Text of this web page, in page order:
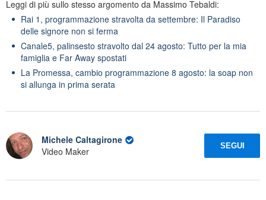
Leggi di più sullo stesso argomento da Massimo Tebaldi:
Rai 1, programmazione stravolta da settembre: Il Paradiso
delle signore non si ferma
Canale5, palinsesto stravolto dal 24 agosto: Tutto per la mia
famiglia e Far Away spostati
La Promessa, cambio programmazione 8 agosto: la soap non
si allunga in prima serata
Michele Caltagirone
Video Maker
SEGUI